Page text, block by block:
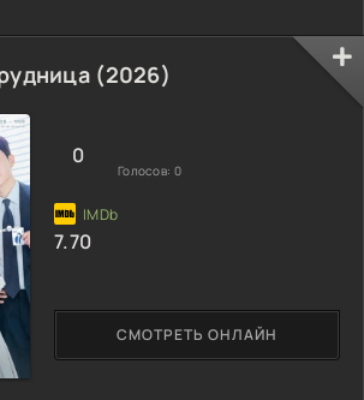
(2026)
СМОТРЕТЬ ОНЛАЙН
0
Голосов: 0
7.70